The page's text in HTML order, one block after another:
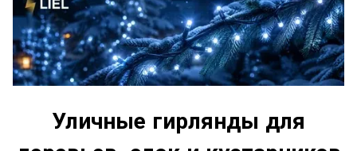
Уличные гирлянды для